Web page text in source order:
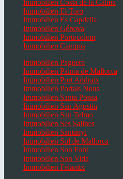
Immobilien Costa de la Calma
Immobilien El Toro
Immobilien Es Capdella
Immobilien Génova
Immobilien Portocolom
Immobilien Campos
Immobilien Paguera
Immobilien Palma de Mallorca
Immobilien Port Andratx
Immobilien Portals Nous
Immobilien Santa Ponsa
Immobilien San Agustin
Immobilien San Telmo
Immobilien Ses Salines
Immobilien Santanyi
Immobilien Sol de Mallorca
Immobilien Son Font
Immobilien Son Vida
Immobilien Felanitx